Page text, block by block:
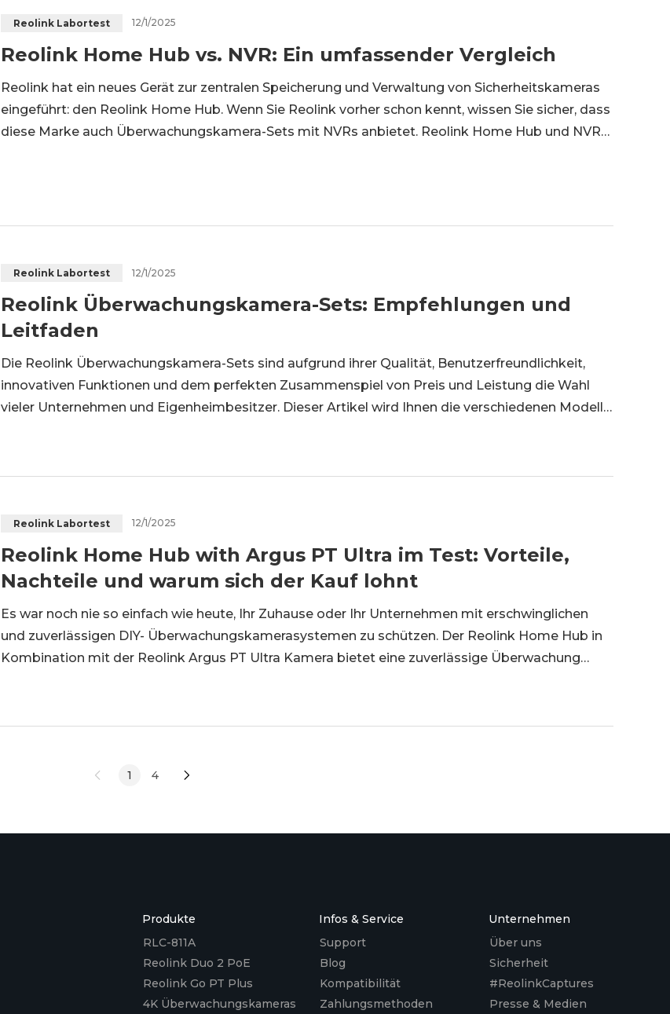
Reolink Labortest 12/1/2025
Reolink Home Hub vs. NVR: Ein umfassender Vergleich
Reolink hat ein neues Gerät zur zentralen Speicherung und Verwaltung von Sicherheitskameras
eingeführt: den Reolink Home Hub. Wenn Sie Reolink vorher schon kennt, wissen Sie sicher, dass
diese Marke auch Überwachungskamera-Sets mit NVRs anbietet. Reolink Home Hub und NVR
Reolink Labortest 12/1/2025
Reolink Überwachungskamera-Sets: Empfehlungen und
Leitfaden
Die Reolink Überwachungskamera-Sets sind aufgrund ihrer Qualität, Benutzerfreundlichkeit,
innovativen Funktionen und dem perfekten Zusammenspiel von Preis und Leistung die Wahl
vieler Unternehmen und Eigenheimbesitzer. Dieser Artikel wird Ihnen die verschiedenen Modelle
Reolink Labortest 12/1/2025
Reolink Home Hub with Argus PT Ultra im Test: Vorteile,
Nachteile und warum sich der Kauf lohnt
Es war noch nie so einfach wie heute, Ihr Zuhause oder Ihr Unternehmen mit erschwinglichen
und zuverlässigen DIY- Überwachungskamerasystemen zu schützen. Der Reolink Home Hub in
Kombination mit der Reolink Argus PT Ultra Kamera bietet eine zuverlässige Überwachung
1 4
Produkte
RLC-811A
Reolink Duo 2 PoE
Reolink Go PT Plus
4K Überwachungskameras
Infos & Service
Support
Blog
Kompatibilität
Zahlungsmethoden
Unternehmen
Über uns
Sicherheit
#ReolinkCaptures
Presse & Medien